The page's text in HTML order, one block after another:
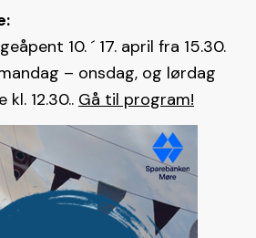
10. ´ 17. april fra 15.30.
– onsdag, og lørdag
12.30.. Gå til program!